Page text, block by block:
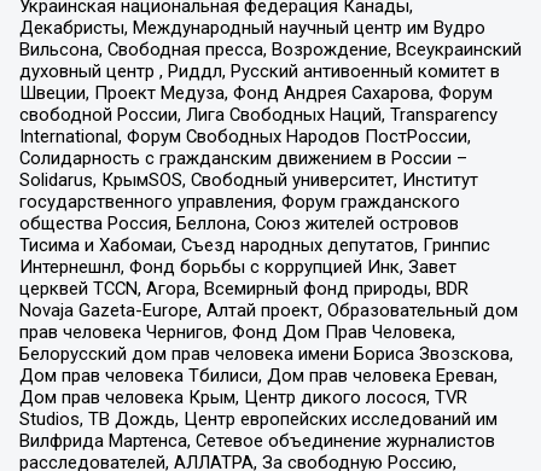
Украинская национальная федерация Канады,
Декабристы, Международный научный центр им Вудро
Вильсона, Свободная пресса, Возрождение, Всеукраинский
духовный центр , Риддл, Русский антивоенный комитет в
Швеции, Проект Медуза, Фонд Андрея Сахарова, Форум
свободной России, Лига Свободных Наций, Transparеncy
International, Форум Свободных Народов ПостРоссии,
Солидарность с гражданским движением в России –
Solidarus, КрымSOS, Свободный университет, Институт
государственного управления, Форум гражданского
общества Россия, Беллона, Союз жителей островов
Тисима и Хабомаи, Съезд народных депутатов, Гринпис
Интернешнл, Фонд борьбы с коррупцией Инк, Завет
церквей TCCN, Агора, Всемирный фонд природы, BDR
Novaja Gazeta-Europe, Алтай проект, Образовательный дом
прав человека Чернигов, Фонд Дом Прав Человека,
Белорусский дом прав человека имени Бориса Звозскова,
Дом прав человека Тбилиси, Дом прав человека Ереван,
Дом прав человека Крым, Центр дикого лосося, TVR
Studios, ТВ Дождь, Центр европейских исследований им
Вилфрида Мартенса, Сетевое объединение журналистов
расследователей, АЛЛАТРА, За свободную Россию,